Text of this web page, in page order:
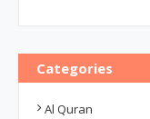
Categories
Al Quran